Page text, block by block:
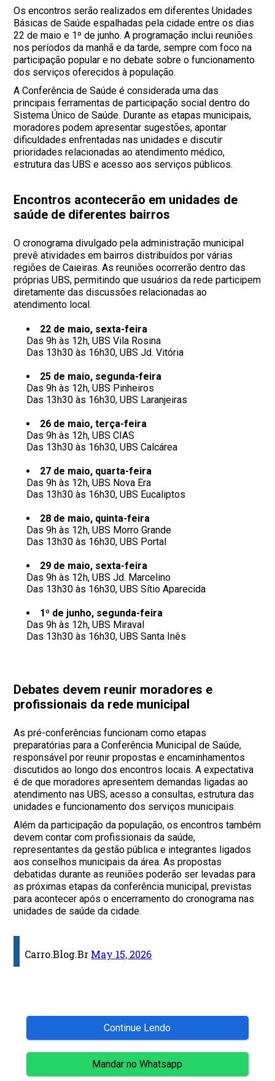
Os encontros serão realizados em diferentes Unidades
Básicas de Saúde espalhadas pela cidade entre os dias
22 de maio e 1º de junho. A programação inclui reuniões
nos períodos da manhã e da tarde, sempre com foco na
participação popular e no debate sobre o funcionamento
dos serviços oferecidos à população.
A Conferência de Saúde é considerada uma das
principais ferramentas de participação social dentro do
Sistema Único de Saúde. Durante as etapas municipais,
moradores podem apresentar sugestões, apontar
dificuldades enfrentadas nas unidades e discutir
prioridades relacionadas ao atendimento médico,
estrutura das UBS e acesso aos serviços públicos.
Encontros acontecerão em unidades de
saúde de diferentes bairros
O cronograma divulgado pela administração municipal
prevê atividades em bairros distribuídos por várias
regiões de Caieiras. As reuniões ocorrerão dentro das
próprias UBS, permitindo que usuários da rede participem
diretamente das discussões relacionadas ao
atendimento local.
22 de maio, sexta-feira
Das 9h às 12h, UBS Vila Rosina
Das 13h30 às 16h30, UBS Jd. Vitória
25 de maio, segunda-feira
Das 9h às 12h, UBS Pinheiros
Das 13h30 às 16h30, UBS Laranjeiras
26 de maio, terça-feira
Das 9h às 12h, UBS CIAS
Das 13h30 às 16h30, UBS Calcárea
27 de maio, quarta-feira
Das 9h às 12h, UBS Nova Era
Das 13h30 às 16h30, UBS Eucaliptos
28 de maio, quinta-feira
Das 9h às 12h, UBS Morro Grande
Das 13h30 às 16h30, UBS Portal
29 de maio, sexta-feira
Das 9h às 12h, UBS Jd. Marcelino
Das 13h30 às 16h30, UBS Sítio Aparecida
1º de junho, segunda-feira
Das 9h às 12h, UBS Miraval
Das 13h30 às 16h30, UBS Santa Inês
Debates devem reunir moradores e
profissionais da rede municipal
As pré-conferências funcionam como etapas
preparatórias para a Conferência Municipal de Saúde,
responsável por reunir propostas e encaminhamentos
discutidos ao longo dos encontros locais. A expectativa
é de que moradores apresentem demandas ligadas ao
atendimento nas UBS, acesso a consultas, estrutura das
unidades e funcionamento dos serviços municipais.
Além da participação da população, os encontros também
devem contar com profissionais da saúde,
representantes da gestão pública e integrantes ligados
aos conselhos municipais da área. As propostas
debatidas durante as reuniões poderão ser levadas para
as próximas etapas da conferência municipal, previstas
para acontecer após o encerramento do cronograma nas
unidades de saúde da cidade.
Carro.Blog.Br May 15, 2026
Continue Lendo
Mandar no Whatsapp